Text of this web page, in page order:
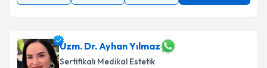
Uzm. Dr. Ayhan Yılmaz
Sertifikalı Medikal Estetik